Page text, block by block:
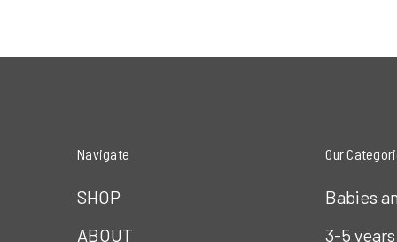
Navigate
SHOP
ABOUT
Our
Babies
3-5